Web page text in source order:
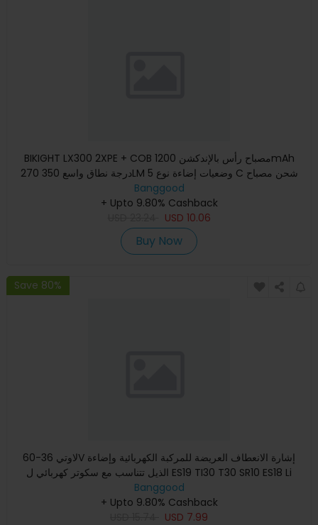
BIKIGHT LX300 2XPE + COB مصباح رأس بالإندكشن 1200mAh
270 درجة نطاق واسع 350LM 5 وضعيات إضاءة نوع C شحن مصباح
الرأس القاب
Banggood
+ Upto 9.80% Cashback
USD 10.06
Buy Now
Save 80%
لاوتي 36-60V إشارة الانعطاف العريضة للمركبة الكهربائية وإضاءة
الذيل تتناسب مع سكوتر كهربائي ل ES19 TI30 T30 SR10 ES18 Li
Banggood
+ Upto 9.80% Cashback
USD 7.99